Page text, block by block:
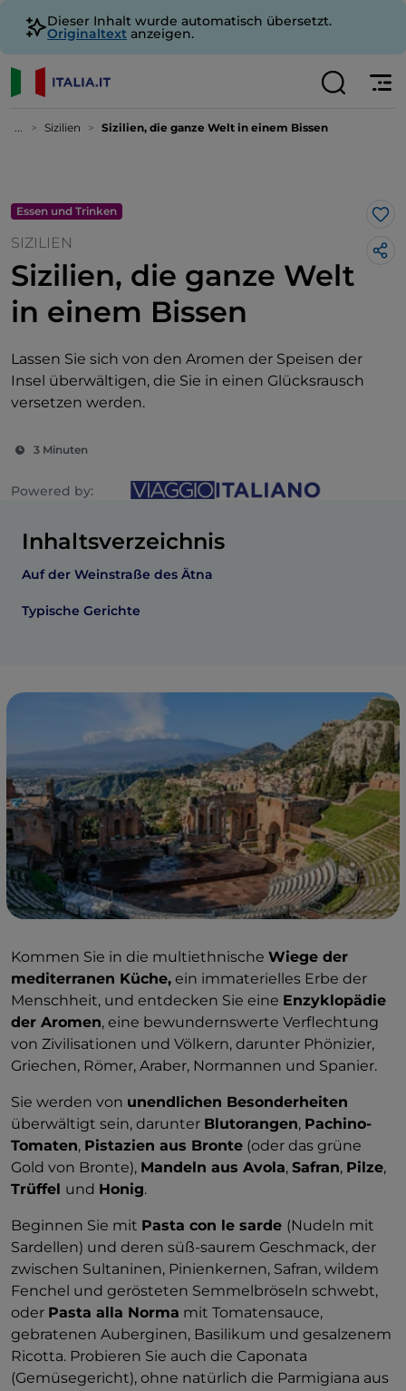
Dieser Inhalt wurde automatisch übersetzt.
Originaltext anzeigen.
... Sizilien Sizilien, die ganze Welt in einem Bissen
Essen und Trinken
SIZILIEN
Sizilien, die ganze Welt
in einem Bissen
Lassen Sie sich von den Aromen der Speisen der
Insel überwältigen, die Sie in einen Glücksrausch
versetzen werden.
3 Minuten
Powered by:
Inhaltsverzeichnis
Auf der Weinstraße des Ätna
Typische Gerichte
Kommen Sie in die multiethnische Wiege der
mediterranen Küche, ein immaterielles Erbe der
Menschheit, und entdecken Sie eine Enzyklopädie
der Aromen, eine bewundernswerte Verflechtung
von Zivilisationen und Völkern, darunter Phönizier,
Griechen, Römer, Araber, Normannen und Spanier.
Sie werden von unendlichen Besonderheiten
überwältigt sein, darunter Blutorangen, Pachino-
Tomaten, Pistazien aus Bronte (oder das grüne
Gold von Bronte), Mandeln aus Avola, Safran, Pilze,
Trüffel und Honig.
Beginnen Sie mit Pasta con le sarde (Nudeln mit
Sardellen) und deren süß-saurem Geschmack, der
zwischen Sultaninen, Pinienkernen, Safran, wildem
Fenchel und gerösteten Semmelbröseln schwebt,
oder Pasta alla Norma mit Tomatensauce,
gebratenen Auberginen, Basilikum und gesalzenem
Ricotta. Probieren Sie auch die Caponata
(Gemüsegericht), ohne natürlich die Parmigiana aus